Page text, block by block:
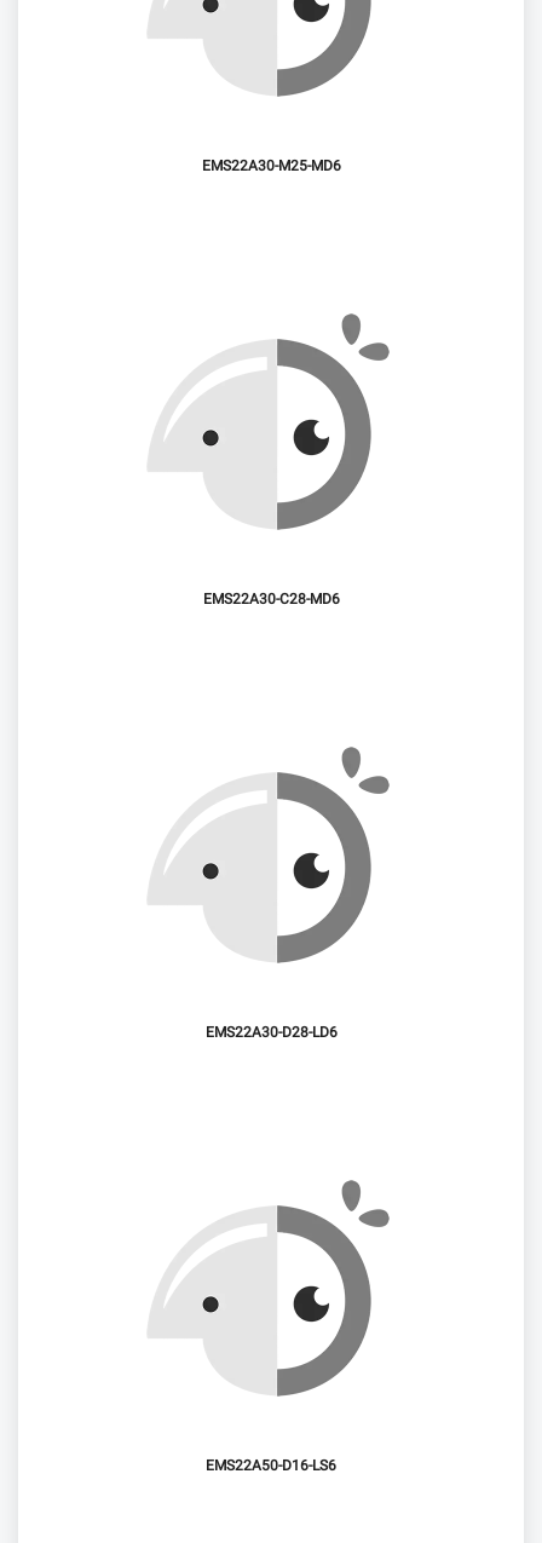
EMS22A30-M25-MD6
EMS22A30-C28-MD6
EMS22A30-D28-LD6
EMS22A50-D16-LS6